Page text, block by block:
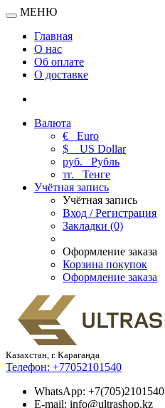
МЕНЮ
Главная
О нас
Об оплате
О доставке
Валюта
€ Euro
$
US Dollar
руб. Рубль
тг. Тенге
Учётная запись
Учётная запись
Вход / Регистрация
Закладки (0)
Оформление заказа
Корзина покупок
Оформление заказа
Казахстан, г. Караганда
Телефон: +77052101540
WhatsApp: +7(705)2101540
E-mail: info@ultrashop.kz